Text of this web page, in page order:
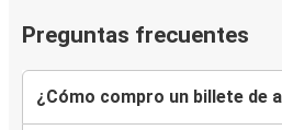
Preguntas frecuentes
¿Cómo compro un billete de